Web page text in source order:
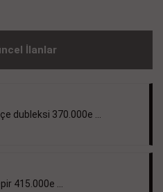
İlanlar
dubleksi 370.000e ...
415.000e ...